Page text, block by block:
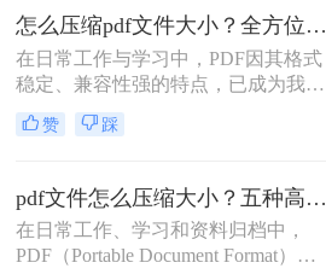
在通过邮件发送、即时通讯工具传输
或上传至云平台时受到限制，严重影
响效率。因此，pdf怎么压缩的小一
点，成为一项必备技能。
怎么压缩pdf文件大小？全方位高效压缩方法终极指南！
在日常工作与学习中，PDF因其格式
稳定、兼容性强的特点，已成为我们
分享文档、报告和论文的首选格式。
然而，过大的PDF文件常常会带来诸
度、占用大量存储空间，甚至可能超
出某些平台的上传限制。因此，掌握
怎么压缩pdf文件大小的技能显得至关
重要。
赞 踩
pdf文件怎么压缩大小？五种高效方法全面解析与实战！
在日常工作、学习和资料归档中，
PDF（Portable Document Format）因